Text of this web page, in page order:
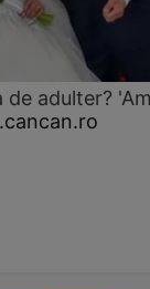
de adulter?